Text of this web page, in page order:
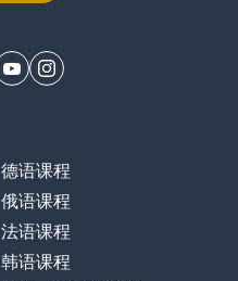
德语课程
俄语课程
法语课程
韩语课程